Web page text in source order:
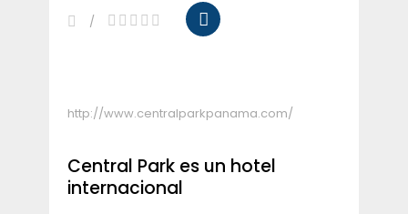
http://www.centralparkpanama.com/
Central Park es un hotel
internacional